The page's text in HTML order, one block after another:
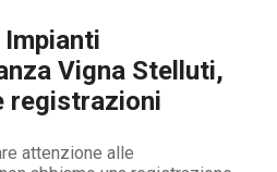
Vigna Stelluti,
registrazioni
attenzione alle